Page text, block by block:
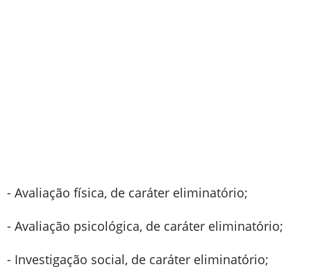
- Avaliação física, de caráter eliminatório;
- Avaliação psicológica, de caráter eliminatório;
- Investigação social, de caráter eliminatório;